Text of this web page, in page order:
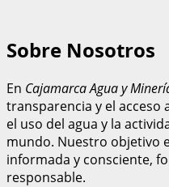
Sobre Nosotros
En Cajamarca Agua y
transparencia y el
el uso del agua y la
mundo. Nuestro objetivo
informada y consciente,
responsable.